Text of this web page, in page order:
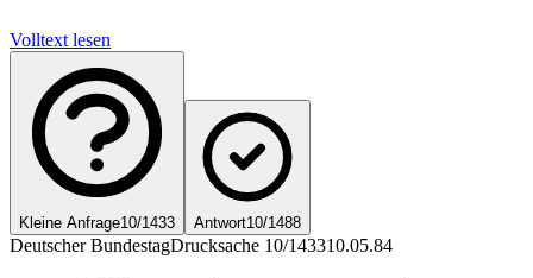
Volltext lesen
Kleine Anfrage10/1433 Antwort10/1488
Deutscher BundestagDrucksache 10/143310.05.84